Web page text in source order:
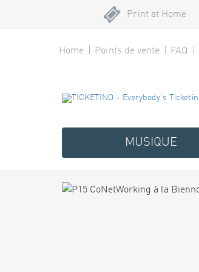
Print at Home
Home Points de vente FAQ
MUSIQUE